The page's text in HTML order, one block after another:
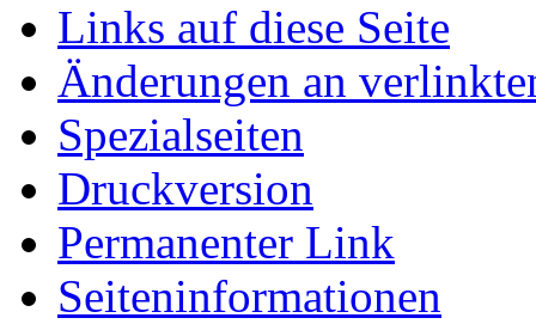
Links auf diese Seite
Änderungen an
Spezialseiten
Druckversion
Permanenter Link
Seiten­informationen